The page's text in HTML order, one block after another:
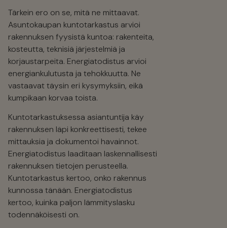
Tärkein ero on se, mitä ne mittaavat.
Asuntokaupan kuntotarkastus arvioi
rakennuksen fyysistä kuntoa: rakenteita,
kosteutta, teknisiä järjestelmiä ja
korjaustarpeita. Energiatodistus arvioi
energiankulutusta ja tehokkuutta. Ne
vastaavat täysin eri kysymyksiin, eikä
kumpikaan korvaa toista.
Kuntotarkastuksessa asiantuntija käy
rakennuksen läpi konkreettisesti, tekee
mittauksia ja dokumentoi havainnot.
Energiatodistus laaditaan laskennallisesti
rakennuksen tietojen perusteella.
Kuntotarkastus kertoo, onko rakennus
kunnossa tänään. Energiatodistus
kertoo, kuinka paljon lämmityslasku
todennäköisesti on.